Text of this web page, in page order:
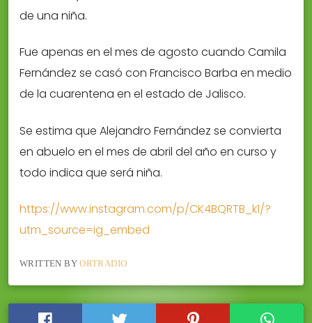
de una niña.
Fue apenas en el mes de agosto cuando Camila
Fernández se casó con Francisco Barba en medio
de la cuarentena en el estado de Jalisco.
Se estima que Alejandro Fernández se convierta
en abuelo en el mes de abril del año en curso y
todo indica que será niña.
https://www.instagram.com/p/CK4BQRTB_k1/?
utm_source=ig_embed
WRITTEN BYORTRADIO